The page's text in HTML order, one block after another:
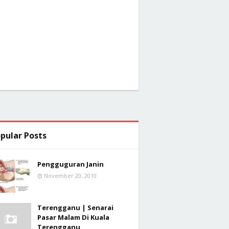
Posts
Pengguguran Janin
November 20, 2010
Terengganu | Senarai
Pasar Malam Di Kuala
Terengganu